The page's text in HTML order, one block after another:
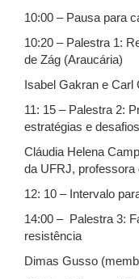
10:00 – Pausa para
10:20 – Palestra 1:
de Zág (Araucária)
Isabel Gakran e
11: 15 – Palestra 2:
estratégias e desafios
Cláudia Helena
da UFRJ, professora
12: 10 – Intervalo
14:00 – Palestra 3:
resistência
Dimas Gusso